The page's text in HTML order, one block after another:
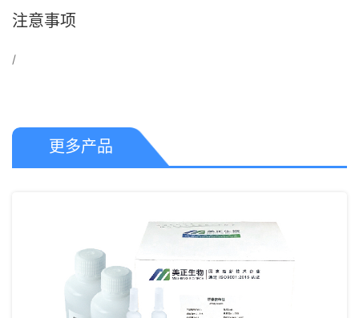
注意事项
/
更多产品